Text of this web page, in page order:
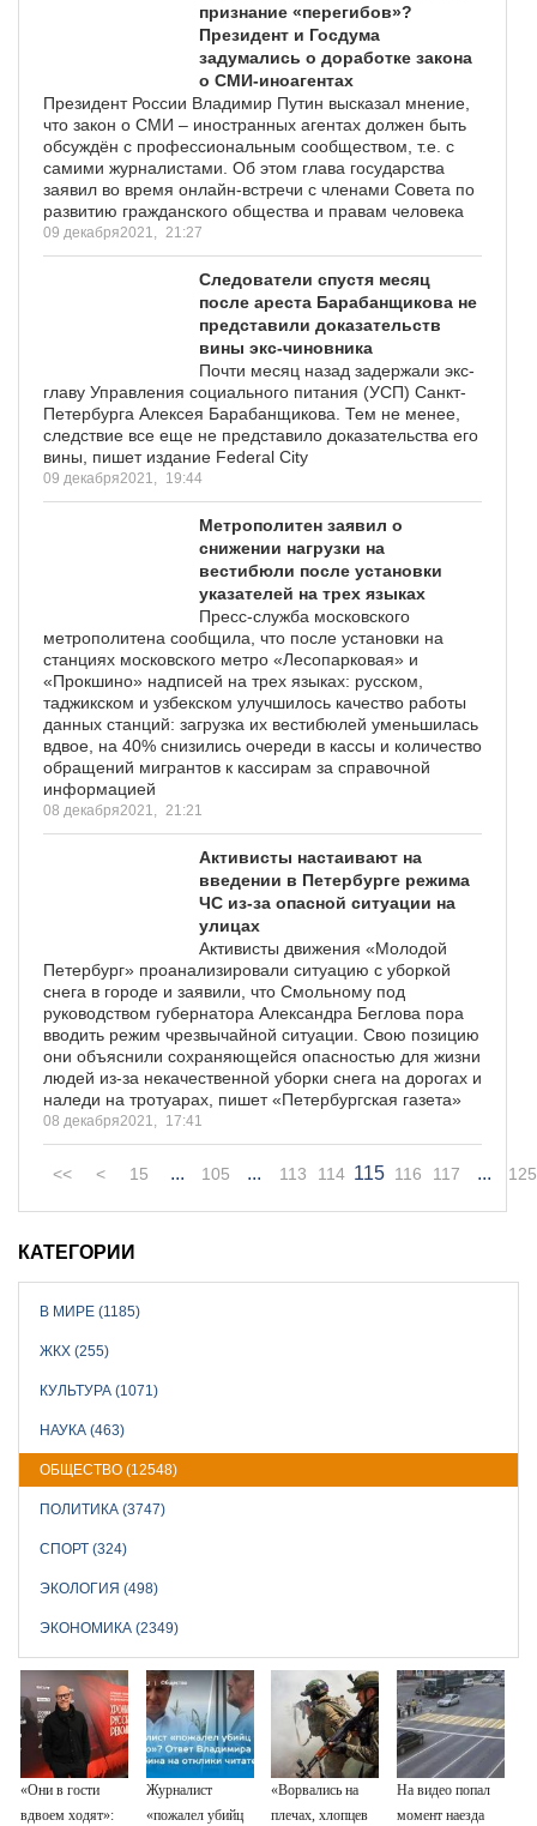
признание «перегибов»?
Президент и Госдума
задумались о доработке закона
о СМИ-иноагентах
Президент России Владимир Путин высказал мнение,
что закон о СМИ – иностранных агентах должен быть
обсуждён с профессиональным сообществом, т.е. с
самими журналистами. Об этом глава государства
заявил во время онлайн-встречи с членами Совета по
развитию гражданского общества и правам человека
09 декабря2021, 21:27
Следователи спустя месяц
после ареста Барабанщикова не
представили доказательств
вины экс-чиновника
Почти месяц назад задержали экс-
главу Управления социального питания (УСП) Санкт-
Петербурга Алексея Барабанщикова. Тем не менее,
следствие все еще не представило доказательства его
вины, пишет издание Federal City
09 декабря2021, 19:44
Метрополитен заявил о
снижении нагрузки на
вестибюли после установки
указателей на трех языках
Пресс-служба московского
метрополитена сообщила, что после установки на
станциях московского метро «Лесопарковая» и
«Прокшино» надписей на трех языках: русском,
таджикском и узбекском улучшилось качество работы
данных станций: загрузка их вестибюлей уменьшилась
вдвое, на 40% снизились очереди в кассы и количество
обращений мигрантов к кассирам за справочной
информацией
08 декабря2021, 21:21
Активисты настаивают на
введении в Петербурге режима
ЧС из-за опасной ситуации на
улицах
Активисты движения «Молодой
Петербург» проанализировали ситуацию с уборкой
снега в городе и заявили, что Смольному под
руководством губернатора Александра Беглова пора
вводить режим чрезвычайной ситуации. Свою позицию
они объяснили сохраняющейся опасностью для жизни
людей из-за некачественной уборки снега на дорогах и
наледи на тротуарах, пишет «Петербургская газета»
08 декабря2021, 17:41
<< < 15 ... 105 ... 113 114 115 116 117 ... 125
КАТЕГОРИИ
В МИРЕ (1185)
ЖКХ (255)
КУЛЬТУРА (1071)
НАУКА (463)
ОБЩЕСТВО (12548)
ПОЛИТИКА (3747)
СПОРТ (324)
ЭКОЛОГИЯ (498)
ЭКОНОМИКА (2349)
«Они в гости
вдвоем ходят»:
Журналист
«пожалел убийц
«Ворвались на
плечах, хлопцев
На видео попал
момент наезда